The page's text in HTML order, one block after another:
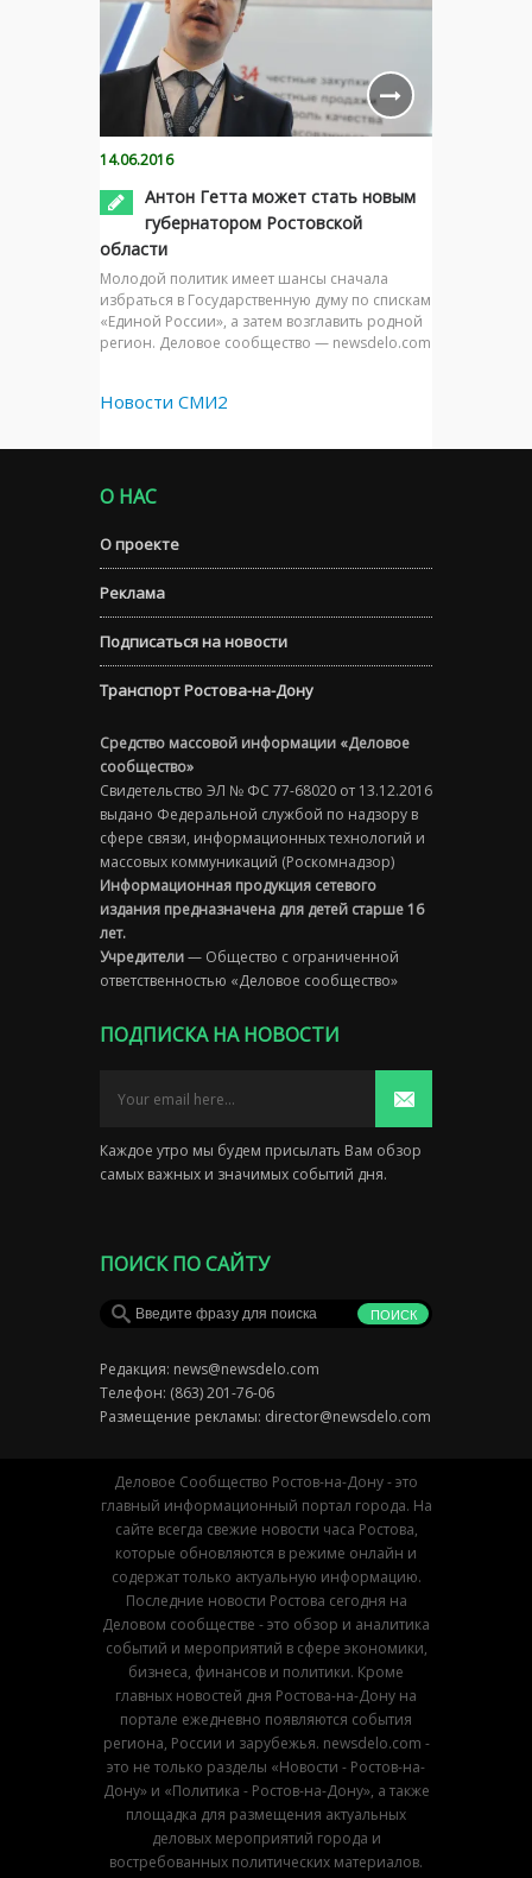
14.06.2016
Антон Гетта может стать новым
губернатором Ростовской
области
Молодой политик имеет шансы сначала
избраться в Государственную думу по спискам
«Единой России», а затем возглавить родной
регион. Деловое сообщество — newsdelo.com
Новости СМИ2
О НАС
О проекте
Реклама
Подписаться на новости
Транспорт Ростова-на-Дону
Средство массовой информации «Деловое
сообщество»
Свидетельство ЭЛ № ФС 77-68020 от 13.12.2016
выдано Федеральной службой по надзору в
сфере связи, информационных технологий и
массовых коммуникаций (Роскомнадзор)
Информационная продукция сетевого
издания предназначена для детей старше 16
лет.
Учредители— Общество с ограниченной
ответственностью «Деловое сообщество»
ПОДПИСКА НА НОВОСТИ
Каждое утро мы будем присылать Вам обзор
самых важных и значимых событий дня.
ПОИСК ПО САЙТУ
Редакция: news@newsdelo.com
Телефон: (863) 201-76-06
Размещение рекламы: director@newsdelo.com
Деловое Сообщество Ростов-на-Дону - это
главный информационный портал города. На
сайте всегда свежие новости часа Ростова,
которые обновляются в режиме онлайн и
содержат только актуальную информацию.
Последние новости Ростова сегодня на
Деловом сообществе - это обзор и аналитика
событий и мероприятий в сфере экономики,
бизнеса, финансов и политики. Кроме
главных новостей дня Ростова-на-Дону на
портале ежедневно появляются события
региона, России и зарубежья. newsdelo.com -
это не только разделы «Новости - Ростов-на-
Дону» и «Политика - Ростов-на-Дону», а также
площадка для размещения актуальных
деловых мероприятий города и
востребованных политических материалов.